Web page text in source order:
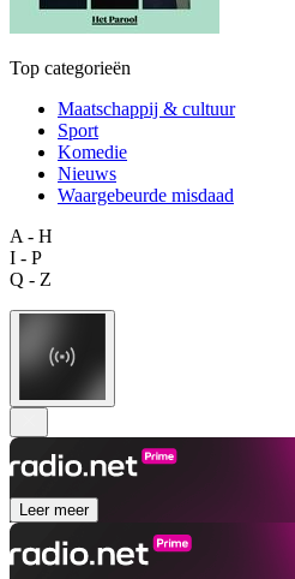
Top categorieën
Maatschappij & cultuur
Sport
Komedie
Nieuws
Waargebeurde misdaad
A - H
I - P
Q - Z
Leer meer